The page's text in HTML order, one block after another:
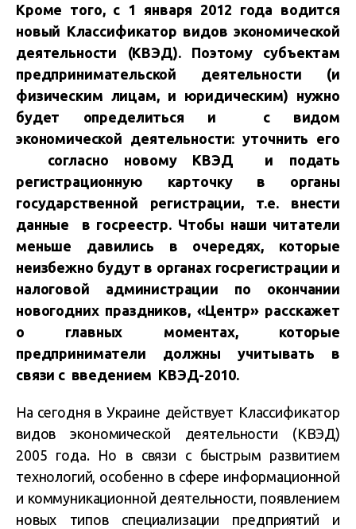
Кроме того, с 1 января 2012 года водится
новый Классификатор видов экономической
деятельности (КВЭД). Поэтому субъектам
предпринимательской деятельности (и
физическим лицам, и юридическим) нужно
будет определиться и с видом
экономической деятельности: уточнить его
согласно новому КВЭД и подать
регистрационную карточку в органы
государственной регистрации, т.е. внести
данные в госреестр. Чтобы наши читатели
меньше давились в очередях, которые
неизбежно будут в органах госрегистрации и
налоговой администрации по окончании
новогодних праздников, «Центр» расскажет
о главных моментах, которые
предприниматели должны учитывать в
связи с введением КВЭД-2010.
На сегодня в Украине действует Классификатор
видов экономической деятельности (КВЭД)
2005 года. Но в связи с быстрым развитием
технологий, особенно в сфере информационной
и коммуникационной деятельности, появлением
новых типов специализации предприятий и